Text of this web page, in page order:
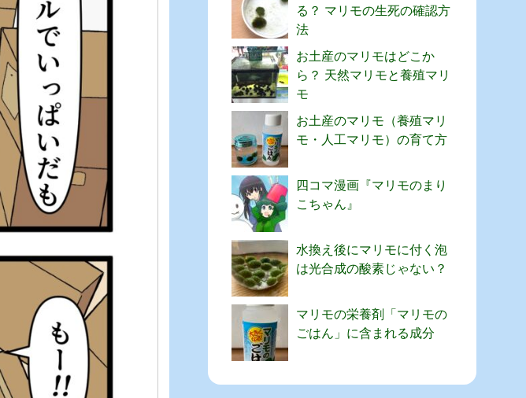
る？ マリモの生死の確認方
法
お土産のマリモはどこか
ら？ 天然マリモと養殖マリ
モ
お土産のマリモ（養殖マリ
モ・人工マリモ）の育て方
四コマ漫画『マリモのまり
こちゃん』
水換え後にマリモに付く泡
は光合成の酸素じゃない？
マリモの栄養剤「マリモの
ごはん」に含まれる成分